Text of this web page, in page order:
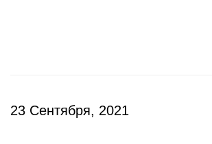
23 Сентября, 2021